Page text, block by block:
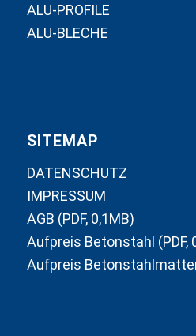
ALU-PROFILE
ALU-BLECHE
SITEMAP
DATENSCHUTZ
IMPRESSUM
AGB (PDF, 0,1MB)
Aufpreis Betonstahl (PDF,
Aufpreis